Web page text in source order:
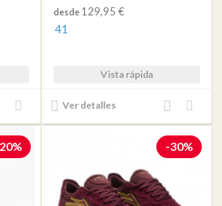
Añadir
lista
de
desde 129,95 €
41
Vista rápida
Ver detalles
Añadir
lista
de
Añadir
al
comparador
-30%